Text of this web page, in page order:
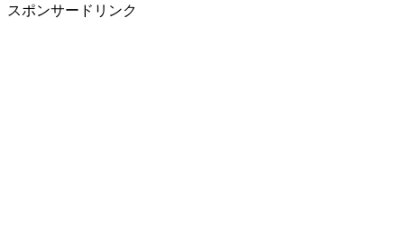
スポンサードリンク